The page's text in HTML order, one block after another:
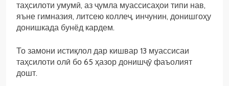
таҳсилоти умумӣ, аз ҷумла муассисаҳои типи нав,
яъне гимназия, литсею коллеҷ, инчунин, донишгоҳу
донишкада бунёд кардем.
То замони истиқлол дар кишвар 13 муассисаи
таҳсилоти олӣ бо 65 ҳазор донишҷӯ фаъолият
дошт.